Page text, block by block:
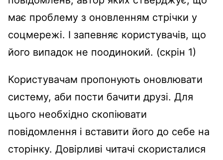
має проблему з оновленням стрічки у
соцмережі. І запевняє користувачів, що
його випадок не поодинокий. (скрін 1)
Користувачам пропонують оновлювати
систему, аби пости бачити друзі. Для
цього необхідно скопіювати
повідомлення і вставити його до себе на
сторінку. Довірливі читачі скористалися